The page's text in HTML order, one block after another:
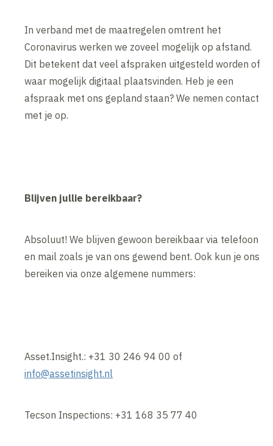
In verband met de maatregelen omtrent het
Coronavirus werken we zoveel mogelijk op afstand.
Dit betekent dat veel afspraken uitgesteld worden of
waar mogelijk digitaal plaatsvinden. Heb je een
afspraak met ons gepland staan? We nemen contact
met je op.
Blijven jullie bereikbaar?
Absoluut! We blijven gewoon bereikbaar via telefoon
en mail zoals je van ons gewend bent. Ook kun je ons
bereiken via onze algemene nummers:
Asset.Insight.: +31 30 246 94 00 of
info@assetinsight.nl
Tecson Inspections: +31 168 35 77 40